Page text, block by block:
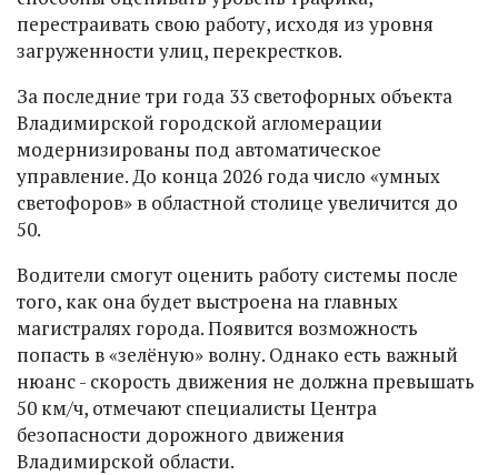
перестраивать свою работу, исходя из уровня
загруженности улиц, перекрестков.
За последние три года 33 светофорных объекта
Владимирской городской агломерации
модернизированы под автоматическое
управление. До конца 2026 года число «умных
светофоров» в областной столице увеличится до
50.
Водители смогут оценить работу системы после
того, как она будет выстроена на главных
магистралях города. Появится возможность
попасть в «зелёную» волну. Однако есть важный
нюанс - скорость движения не должна превышать
50 км/ч, отмечают специалисты Центра
безопасности дорожного движения
Владимирской области.